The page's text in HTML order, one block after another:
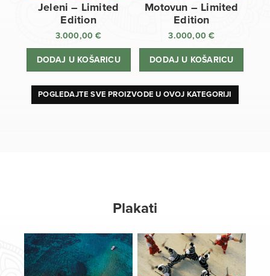
Jeleni – Limited
Edition
3.000,00€
DODAJ U KOŠARICU
Motovun – Limited
Edition
3.000,00€
DODAJ U KOŠARICU
POGLEDAJTE SVE PROIZVODE U OVOJ KATEGORIJI
Plakati